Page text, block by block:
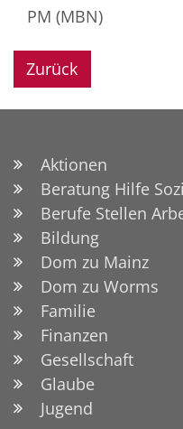
PM (MBN)
Zurück
Aktionen
Beratung Hilfe
Berufe Stellen
Bildung
Dom zu Mainz
Dom zu Worms
Familie
Finanzen
Gesellschaft
Glaube
Jugend